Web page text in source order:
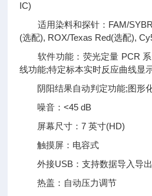
IC)
适用染料和探针：FAM/SYBR
(选配), ROX/Texas Red(选配),
软件功能：荧光定量 PCR 系
线功能;特定标本实时反应曲线显
阴阳结果自动判定功能;图形化
噪音：<45 dB
屏幕尺寸：7 英寸(HD)
触摸屏：电容式
外接USB：支持数据导入导出
热盖：自动压力调节